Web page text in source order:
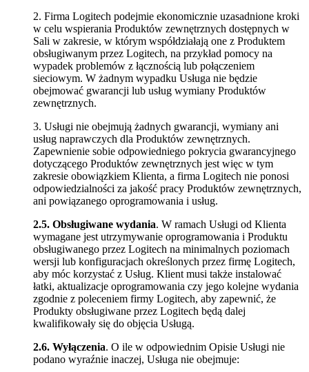
2. Firma Logitech podejmie ekonomicznie uzasadnione kroki
w celu wspierania Produktów zewnętrznych dostępnych w
Sali w zakresie, w którym współdziałają one z Produktem
obsługiwanym przez Logitech, na przykład pomocy na
wypadek problemów z łącznością lub połączeniem
sieciowym. W żadnym wypadku Usługa nie będzie
obejmować gwarancji lub usług wymiany Produktów
zewnętrznych.
3. Usługi nie obejmują żadnych gwarancji, wymiany ani
usług naprawczych dla Produktów zewnętrznych.
Zapewnienie sobie odpowiedniego pokrycia gwarancyjnego
dotyczącego Produktów zewnętrznych jest więc w tym
zakresie obowiązkiem Klienta, a firma Logitech nie ponosi
odpowiedzialności za jakość pracy Produktów zewnętrznych,
ani powiązanego oprogramowania i usług.
2.5. Obsługiwane wydania. W ramach Usługi od Klienta
wymagane jest utrzymywanie oprogramowania i Produktu
obsługiwanego przez Logitech na minimalnych poziomach
wersji lub konfiguracjach określonych przez firmę Logitech,
aby móc korzystać z Usług. Klient musi także instalować
łatki, aktualizacje oprogramowania czy jego kolejne wydania
zgodnie z poleceniem firmy Logitech, aby zapewnić, że
Produkty obsługiwane przez Logitech będą dalej
kwalifikowały się do objęcia Usługą.
2.6. Wyłączenia. O ile w odpowiednim Opisie Usługi nie
podano wyraźnie inaczej, Usługa nie obejmuje: